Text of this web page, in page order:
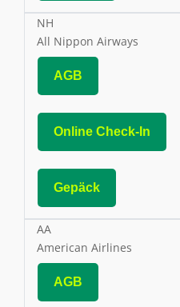
NH
All Nippon Airways
AGB
Online Check-In
Gepäck
AA
American Airlines
AGB